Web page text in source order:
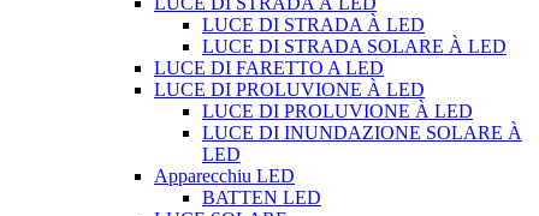
LUCE DI STRADA À LED
LUCE DI STRADA SOLARE À LED
LUCE DI FARETTO A LED
LUCE DI PROLUVIONE À LED
LUCE DI PROLUVIONE À LED
LUCE DI INUNDAZIONE SOLARE À
LED
Apparecchiu LED
BATTEN LED